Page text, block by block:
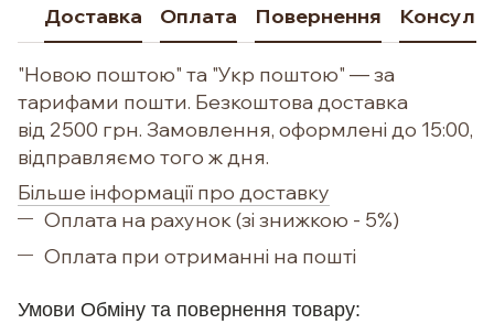
Доставка Оплата Повернення
"Новою поштою" та "Укр поштою" — за
тарифами пошти. Безкоштова доставка
від 2500 грн. Замовлення, оформлені до 15:00,
відправляємо того ж дня.
Більше інформації про доставку
Оплата на рахунок (зі знижкою - 5%)
Оплата при отриманні на пошті
Умови Обміну та повернення товару: